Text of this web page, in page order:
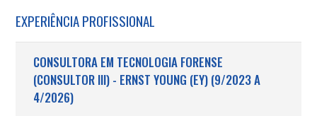
EXPERIÊNCIA PROFISSIONAL
CONSULTORA EM TECNOLOGIA FORENSE
(CONSULTOR III) - ERNST YOUNG (EY) (9/2023 A
4/2026)